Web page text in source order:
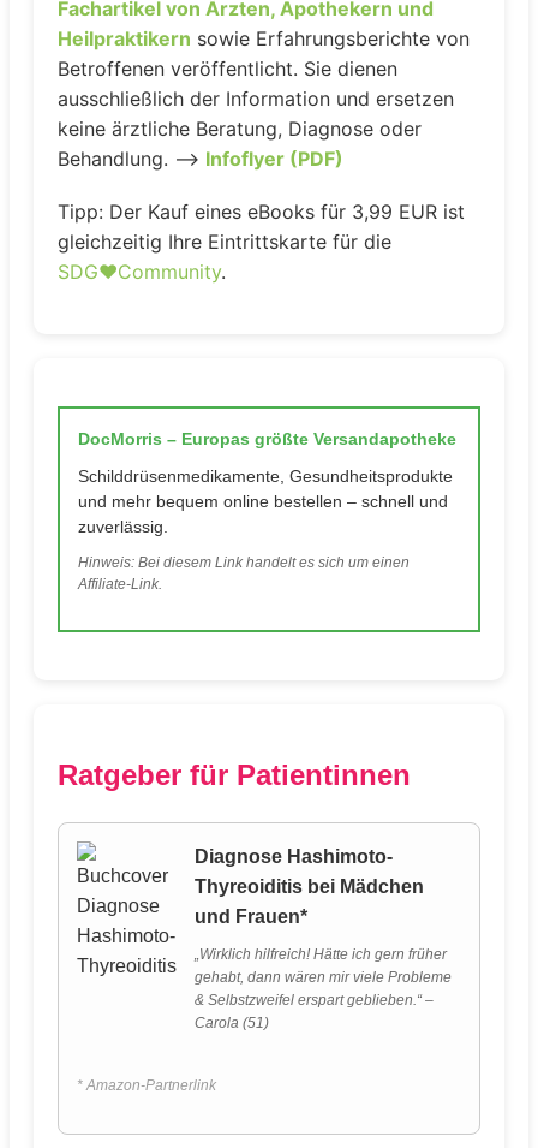
Fachartikel von Ärzten, Apothekern und
Heilpraktikern sowie Erfahrungsberichte von
Betroffenen veröffentlicht. Sie dienen
ausschließlich der Information und ersetzen
keine ärztliche Beratung, Diagnose oder
Behandlung. –> Infoflyer (PDF)
Tipp: Der Kauf eines eBooks für 3,99 EUR ist
gleichzeitig Ihre Eintrittskarte für die
SDG♥️Community.
DocMorris – Europas größte Versandapotheke
Schilddrüsenmedikamente, Gesundheitsprodukte
und mehr bequem online bestellen – schnell und
zuverlässig.
Hinweis: Bei diesem Link handelt es sich um einen
Affiliate-Link.
Ratgeber für Patientinnen
Diagnose Hashimoto-
Thyreoiditis bei Mädchen
und Frauen*
„Wirklich hilfreich! Hätte ich gern früher
gehabt, dann wären mir viele Probleme
& Selbstzweifel erspart geblieben.“ –
Carola (51)
* Amazon-Partnerlink